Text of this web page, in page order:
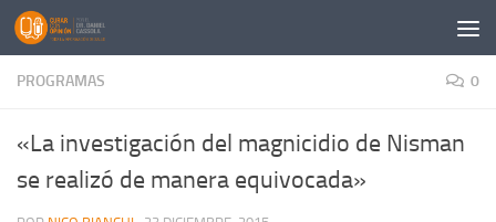
Saltar al contenido
PROGRAMAS 0
«La investigación del magnicidio de Nisman
se realizó de manera equivocada»